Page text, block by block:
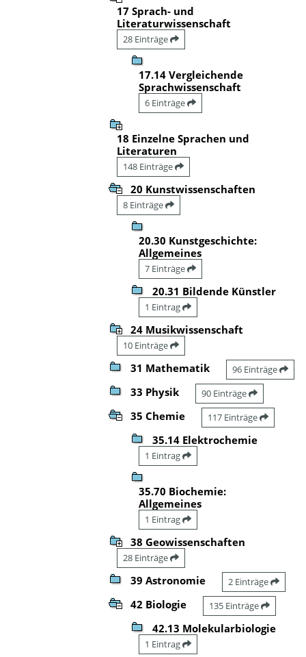
17 Sprach- und
Literaturwissenschaft
28 Einträge
17.14 Vergleichende
Sprachwissenschaft
6 Einträge
18 Einzelne Sprachen und
Literaturen
148 Einträge
20 Kunstwissenschaften
8 Einträge
20.30 Kunstgeschichte:
Allgemeines
7 Einträge
20.31 Bildende Künstler
1 Eintrag
24 Musikwissenschaft
10 Einträge
31 Mathematik 96 Einträge
33 Physik 90 Einträge
35 Chemie 117 Einträge
35.14 Elektrochemie
1 Eintrag
35.70 Biochemie:
Allgemeines
1 Eintrag
38 Geowissenschaften
28 Einträge
39 Astronomie 2 Einträge
42 Biologie 135 Einträge
42.13 Molekularbiologie
1 Eintrag